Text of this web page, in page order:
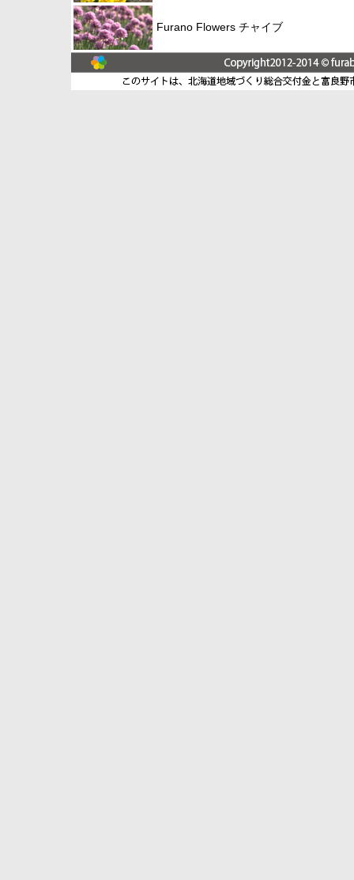
Furano Flowers チャイブ